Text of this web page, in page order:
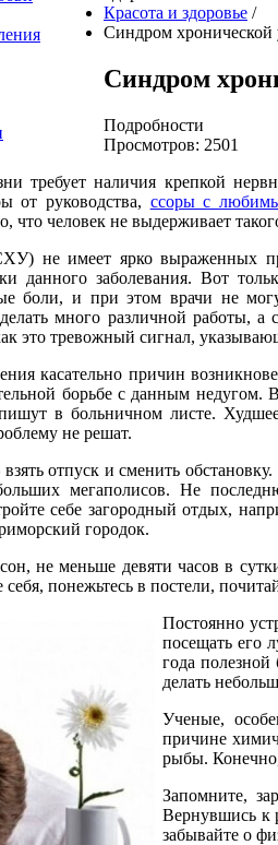
Красота и здоровье /
Синдром хронической
Синдром
Подробности
Просмотров: 2501
требует наличия крепкой
от руководства, ссоры с
человек не выдерживает
не имеет ярко выраженных
данного заболевания. Вот
боли, и при этом врачи не
много различной работы, а
это тревожный сигнал,
касательно причин
борьбе с данным недугом.
в больничном листе.
не решат.
отпуск и сменить обстановку.
мегаполисов. Не
себе загородный отдых,
городок.
не меньше девяти часов в
себя, понежьтесь в постели,
Постоянно
посещать его
года полезной
делать
Ученые,
причине
рыбы.
Запомните,
Вернувшись к
забывайте о